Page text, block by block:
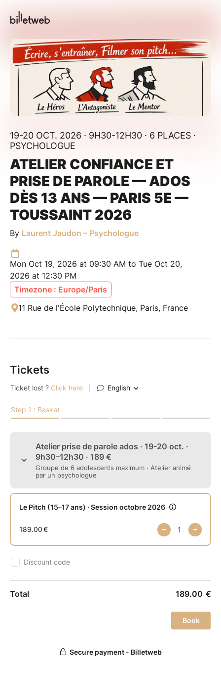
19-20 OCT. 2026 · 9H30-12H30 · 6 PLACES ·
PSYCHOLOGUE
ATELIER CONFIANCE ET
PRISE DE PAROLE — ADOS
DÈS 13 ANS — PARIS 5E —
TOUSSAINT 2026
By Laurent Jaudon – Psychologue
Mon Oct 19, 2026 at 09:30 AM to Tue Oct 20,
2026 at 12:30 PM
Timezone : Europe/Paris
11 Rue de l'École Polytechnique, Paris, France
Tickets